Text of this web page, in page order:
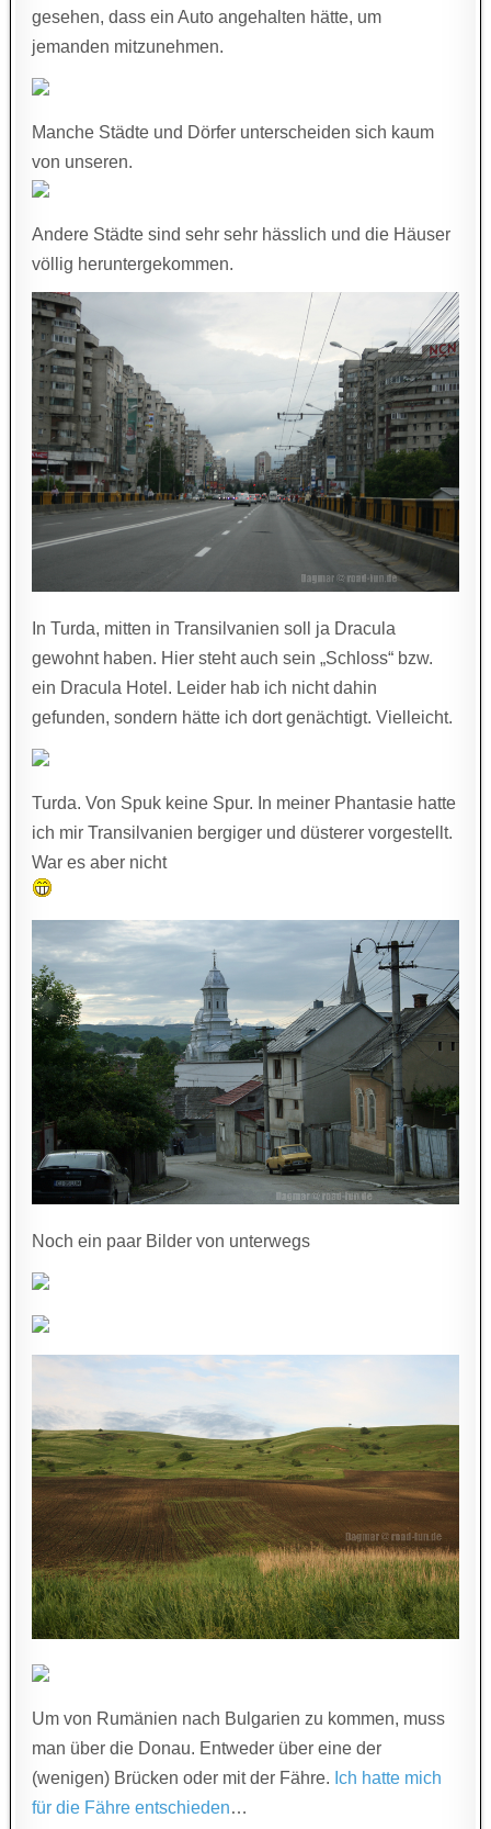
gesehen, dass ein Auto angehalten hätte, um
jemanden mitzunehmen.
Manche Städte und Dörfer unterscheiden sich kaum
von unseren.
Andere Städte sind sehr sehr hässlich und die Häuser
völlig heruntergekommen.
In Turda, mitten in Transilvanien soll ja Dracula
gewohnt haben. Hier steht auch sein „Schloss“ bzw.
ein Dracula Hotel. Leider hab ich nicht dahin
gefunden, sondern hätte ich dort genächtigt. Vielleicht.
Turda. Von Spuk keine Spur. In meiner Phantasie hatte
ich mir Transilvanien bergiger und düsterer vorgestellt.
War es aber nicht
Noch ein paar Bilder von unterwegs
Um von Rumänien nach Bulgarien zu kommen, muss
man über die Donau. Entweder über eine der
(wenigen) Brücken oder mit der Fähre. Ich hatte mich
für die Fähre entschieden…